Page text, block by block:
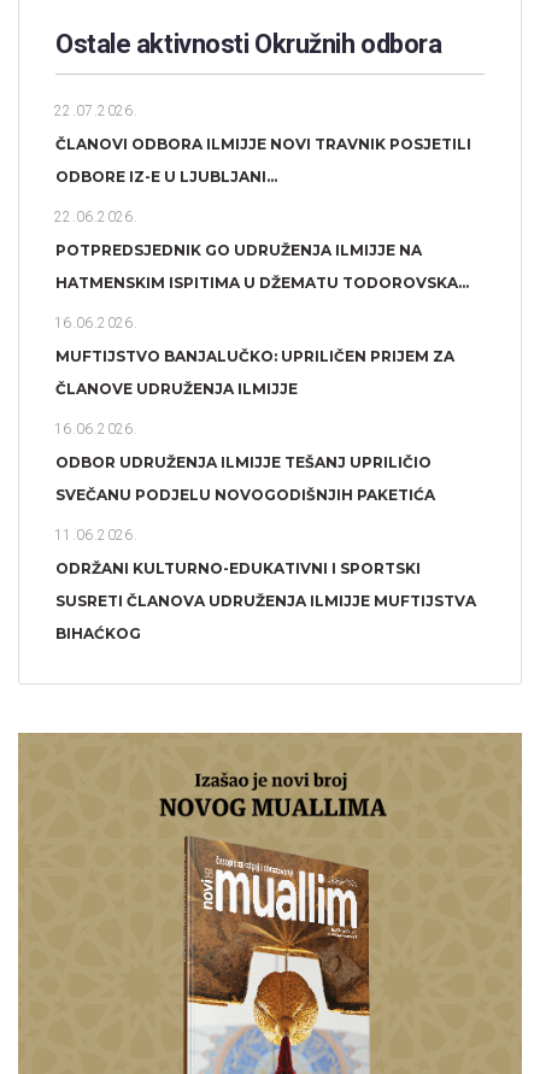
Ostale aktivnosti Okružnih odbora​
22.07.2026.
ČLANOVI ODBORA ILMIJJE NOVI TRAVNIK POSJETILI
ODBORE IZ-E U LJUBLJANI...
22.06.2026.
POTPREDSJEDNIK GO UDRUŽENJA ILMIJJE NA
HATMENSKIM ISPITIMA U DŽEMATU TODOROVSKA...
16.06.2026.
MUFTIJSTVO BANJALUČKO: UPRILIČEN PRIJEM ZA
ČLANOVE UDRUŽENJA ILMIJJE
16.06.2026.
ODBOR UDRUŽENJA ILMIJJE TEŠANJ UPRILIČIO
SVEČANU PODJELU NOVOGODIŠNJIH PAKETIĆA
11.06.2026.
ODRŽANI KULTURNO-EDUKATIVNI I SPORTSKI
SUSRETI ČLANOVA UDRUŽENJA ILMIJJE MUFTIJSTVA
BIHAĆKOG